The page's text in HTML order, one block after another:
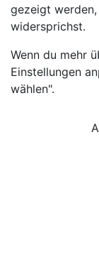
gezeigt
widersprichst.
Wenn du mehr
Einstellungen
wählen".